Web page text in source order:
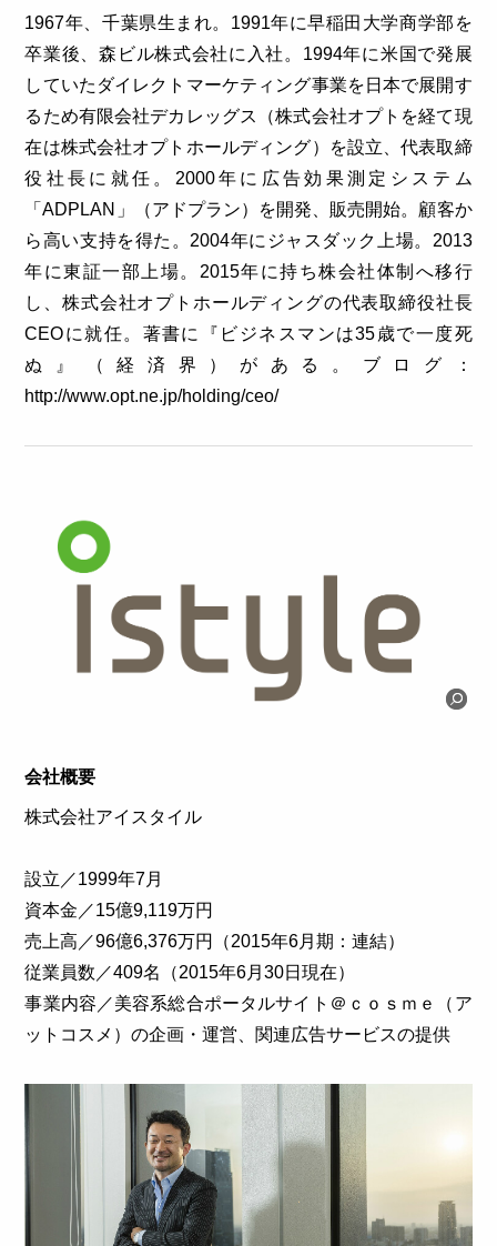
1967年、千葉県生まれ。1991年に早稲田大学商学部を
卒業後、森ビル株式会社に入社。1994年に米国で発展
していたダイレクトマーケティング事業を日本で展開す
るため有限会社デカレッグス（株式会社オプトを経て現
在は株式会社オプトホールディング）を設立、代表取締
役社長に就任。2000年に広告効果測定システム
「ADPLAN」（アドプラン）を開発、販売開始。顧客か
ら高い支持を得た。2004年にジャスダック上場。2013
年に東証一部上場。2015年に持ち株会社体制へ移行
し、株式会社オプトホールディングの代表取締役社長
CEOに就任。著書に『ビジネスマンは35歳で一度死
ぬ』（経済界）がある。ブログ：
http://www.opt.ne.jp/holding/ceo/
会社概要
株式会社アイスタイル
設立／1999年7月
資本金／15億9,119万円
売上高／96億6,376万円（2015年6月期：連結）
従業員数／409名（2015年6月30日現在）
事業内容／美容系総合ポータルサイト＠ｃｏｓｍｅ（ア
ットコスメ）の企画・運営、関連広告サービスの提供